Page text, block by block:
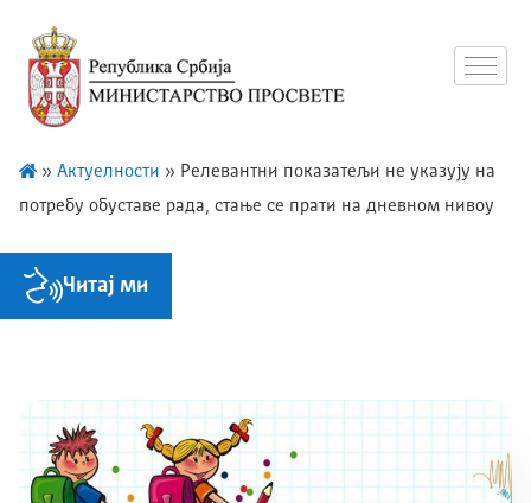
» Актуелности » Релевантни показатељи не указују на
потребу обуставе рада, стање се прати на дневном нивоу
Читај ми